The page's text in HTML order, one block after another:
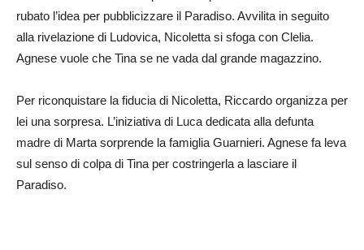
rubato l’idea per pubblicizzare il Paradiso. Avvilita in seguito
alla rivelazione di Ludovica, Nicoletta si sfoga con Clelia.
Agnese vuole che Tina se ne vada dal grande magazzino.
Per riconquistare la fiducia di Nicoletta, Riccardo organizza per
lei una sorpresa. L’iniziativa di Luca dedicata alla defunta
madre di Marta sorprende la famiglia Guarnieri. Agnese fa leva
sul senso di colpa di Tina per costringerla a lasciare il
Paradiso.